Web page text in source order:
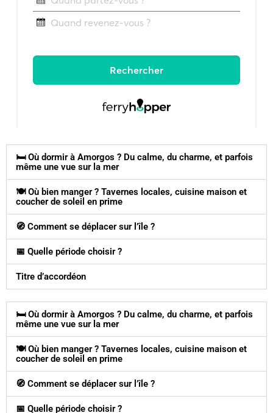
🛏️ Où dormir à Amorgos ? Du calme, du charme, et parfois
même une vue sur la mer
🍽️ Où bien manger ? Tavernes locales, cuisine maison et
coucher de soleil en prime
🧭 Comment se déplacer sur l’île ?
📅 Quelle période choisir ?
Titre d’accordéon
🛏️ Où dormir à Amorgos ? Du calme, du charme, et parfois
même une vue sur la mer
🍽️ Où bien manger ? Tavernes locales, cuisine maison et
coucher de soleil en prime
🧭 Comment se déplacer sur l’île ?
📅 Quelle période choisir ?